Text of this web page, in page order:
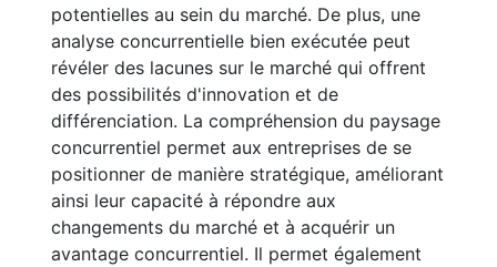
potentielles au sein du marché. De plus, une
analyse concurrentielle bien exécutée peut
révéler des lacunes sur le marché qui offrent
des possibilités d'innovation et de
différenciation. La compréhension du paysage
concurrentiel permet aux entreprises de se
positionner de manière stratégique, améliorant
ainsi leur capacité à répondre aux
changements du marché et à acquérir un
avantage concurrentiel. Il permet également